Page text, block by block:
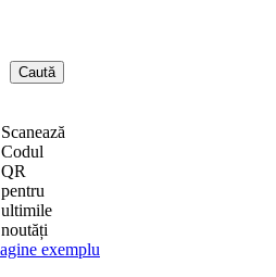
Caută
Scanează
Codul
QR
pentru
ultimile
noutăți